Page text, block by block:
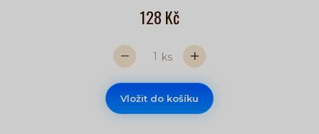
128 Kč
ks
Vložit do košíku